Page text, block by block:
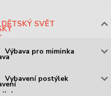
DĚTSKÝ SVĚT
Výbava pro miminka
Vybavení postýlek